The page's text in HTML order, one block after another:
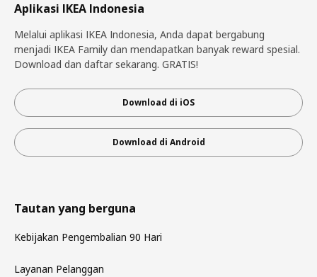
Aplikasi IKEA Indonesia
Melalui aplikasi IKEA Indonesia, Anda dapat bergabung
menjadi IKEA Family dan mendapatkan banyak reward spesial.
Download dan daftar sekarang. GRATIS!
Download di iOS
Download di Android
Tautan yang berguna
Kebijakan Pengembalian 90 Hari
Layanan Pelanggan